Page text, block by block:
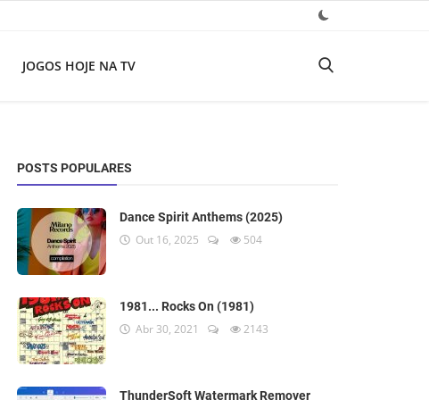
JOGOS HOJE NA TV
POSTS POPULARES
Dance Spirit Anthems (2025)
Out 16, 2025 504
1981... Rocks On (1981)
Abr 30, 2021 2143
ThunderSoft Watermark Remover